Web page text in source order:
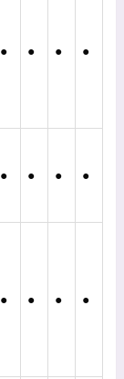
● ● ● ●
● ● ● ●
● ● ● ●